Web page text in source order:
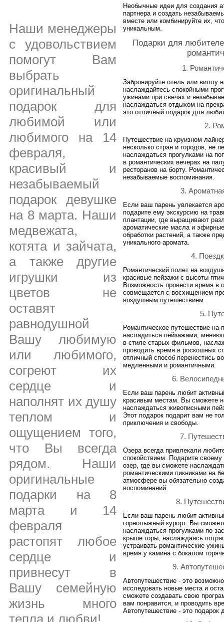
Наши менеджеры
с удовольствием
помогут Вам
выбрать
оригинальный
подарок для
любимой или
любимого на 14
февраля,
красивый и
незабываемый
подарок девушке
на 8 марта. Наши
медвежата,
котята и зайчата,
а также другие
игрушки из
цветов не
оставят
равнодушной
Вашу любимую
или любимого,
согреют их
сердце и
наполнят их душу
теплом и
ощущением того,
что Вы всегда
рядом. Наши
оригинальные
подарки на 8
марта и 14
февраля
растопят любое
сердце и
привнесут в
Вашу семейную
жизнь много
тепла и любви!
Необычные идеи для создания
партнера и создать
вместе или комбинируйте их,
уникальным.
Подарки для
1.
Забронируйте отель или виллу
наслаждайтесь спокойными
ужинами при свечах и
наслаждаться отдыхом на
это отличный подарок для
2.
Путешествие на круизном
несколько стран и городов, не
наслаждаться прогулками на
в романтических вечерах на
ресторанов на борту.
незабываемые воспоминания.
3.
Если ваш парень увлекается
подарите ему экскурсию на
плантации, где выращивают
ароматические масла и
обработки растений, а также
уникального аромата.
4.
Романтический полет на
красивые пейзажи с высоты
Возможность провести время
совмещается с восхищением
воздушным путешествием.
5.
Романтическое путешествие на
насладиться пейзажами,
в стиле старых фильмов,
проводить время в роскошных
отличный способ перенестись
медленными и романтичными.
6.
Если ваш парень любит
красивым местам. Вы сможете
наслаждаться живописными
Этот подарок подарит вам не
приключения и свободы.
7.
Озера всегда привлекали
спокойствием. Подарите
озер, где вы сможете
романтическими пикниками на
атмосфере вы обязательно
воспоминаний.
8.
Если ваш парень любит
горнолыжный курорт. Вы
наслаждаться прогулками по
крыше горы, наслаждаясь
устраивать романтические
время у камина с бокалом
9.
Автопутешествие - это
исследовать новые места и
сможете создавать свою
вам понравится, и проводить
Автопутешествие - это